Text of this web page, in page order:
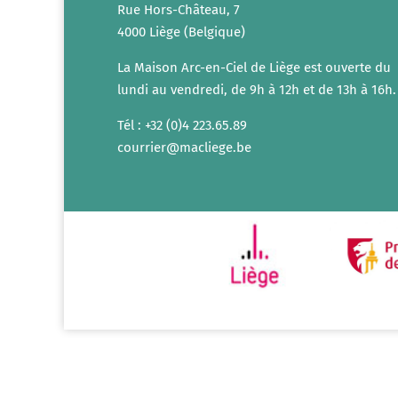
Rue Hors-Château, 7
4000 Liège (Belgique)
La Maison Arc-en-Ciel de Liège est ouverte du
lundi au vendredi, de 9h à 12h et de 13h à 16h.
Tél : +32 (0)4 223.65.89
courrier@macliege.be